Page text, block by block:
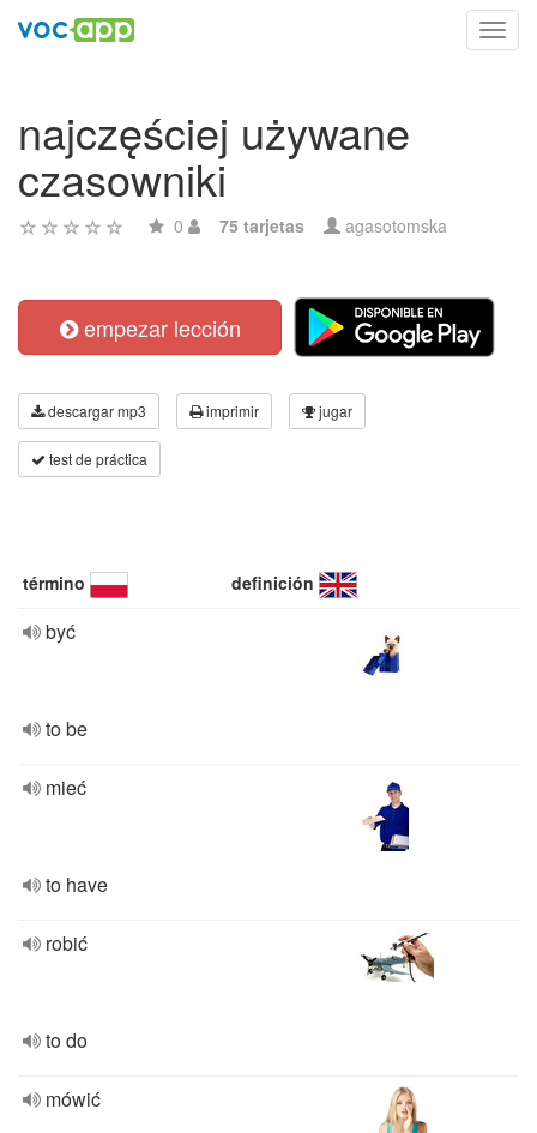
najczęściej używane
czasowniki
0 75 tarjetas agasotomska
empezar lección
descargar mp3 imprimir jugar
test de práctica
término definición
być
to be
mieć
to have
robić
to do
mówić